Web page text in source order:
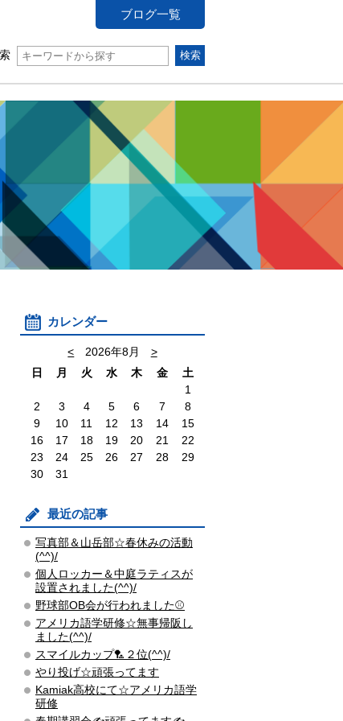
ブログ一覧
カレンダー
< 2026年8月
>
日
月 火 水 木 金
土
1
2
3 4 5 6 7
8
9
10 11 12 13 14
15
16
17 18 19 20 21
22
23
24 25 26 27 28
29
30
31
最近の記事
写真部＆山岳部☆春休みの活動
(^^)/
個人ロッカー＆中庭ラティスが
設置されました(^^)/
野球部OB会が行われました⚾
アメリカ語学研修☆無事帰阪し
ました(^^)/
スマイルカップ🏸２位(^^)/
やり投げ☆頑張ってます
Kamiak高校にて☆アメリカ語学
研修